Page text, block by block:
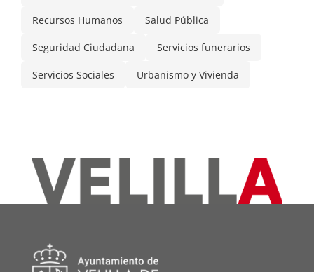
Recursos Humanos Salud Pública
Seguridad Ciudadana Servicios funerarios
Servicios Sociales Urbanismo y Vivienda